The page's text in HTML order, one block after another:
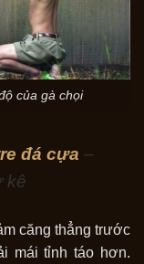
của gà chọi
đá cựa –
kê
căng thẳng trước
mái tỉnh táo hơn.